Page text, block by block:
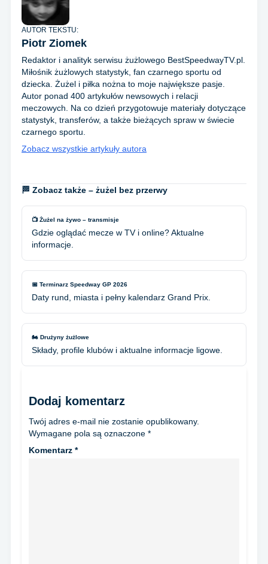
AUTOR TEKSTU:
Piotr Ziomek
Redaktor i analityk serwisu żużlowego BestSpeedwayTV.pl.
Miłośnik żużlowych statystyk, fan czarnego sportu od
dziecka. Żużel i piłka nożna to moje największe pasje.
Autor ponad 400 artykułów newsowych i relacji
meczowych. Na co dzień przygotowuje materiały dotyczące
statystyk, transferów, a także bieżących spraw w świecie
czarnego sportu.
Zobacz wszystkie artykuły autora
🏁 Zobacz także – żużel bez przerwy
📺 Żużel na żywo – transmisje
Gdzie oglądać mecze w TV i online? Aktualne
informacje.
📅 Terminarz Speedway GP 2026
Daty rund, miasta i pełny kalendarz Grand Prix.
🏍️ Drużyny żużlowe
Składy, profile klubów i aktualne informacje ligowe.
Dodaj komentarz
Twój adres e-mail nie zostanie opublikowany.
Wymagane pola są oznaczone *
Komentarz *